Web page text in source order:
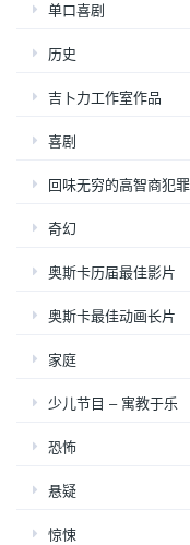
单口喜剧
历史
吉卜力工作室作品
喜剧
回味无穷的高智商犯罪
奇幻
奥斯卡历届最佳影片
奥斯卡最佳动画长片
家庭
少儿节目 – 寓教于乐
恐怖
悬疑
惊悚